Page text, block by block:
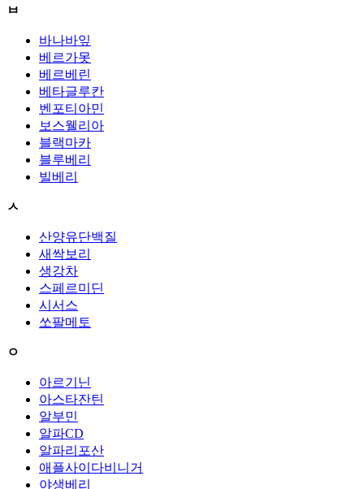
ㅂ
바나바잎
베르가못
베르베린
베타글루칸
벤포티아민
보스웰리아
블랙마카
블루베리
빌베리
ㅅ
산양유단백질
새싹보리
생강차
스페르미딘
시서스
쏘팔메토
ㅇ
아르기닌
아스타잔틴
알부민
알파CD
알파리포산
애플사이다비니거
야생베리